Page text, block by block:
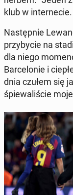
klub w in­ter­ne­cie.
Na­stęp­nie
przy­by­cie na
dla niego
Bar­ce­lo­nie i
dnia czułem się
śpie­wa­li­ście